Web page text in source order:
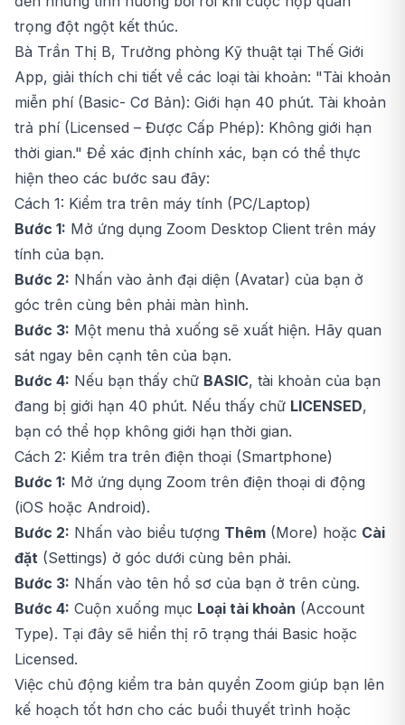
trọng đột ngột kết thúc.
Bà Trần Thị B, Trưởng phòng Kỹ thuật tại Thế Giới
App, giải thích chi tiết về các loại tài khoản: "Tài khoản
miễn phí (Basic- Cơ Bản): Giới hạn 40 phút. Tài khoản
trả phí (Licensed – Được Cấp Phép): Không giới hạn
thời gian." Để xác định chính xác, bạn có thể thực
hiện theo các bước sau đây:
Cách 1: Kiểm tra trên máy tính (PC/Laptop)
Bước 1: Mở ứng dụng Zoom Desktop Client trên máy
tính của bạn.
Bước 2: Nhấn vào ảnh đại diện (Avatar) của bạn ở
góc trên cùng bên phải màn hình.
Bước 3: Một menu thả xuống sẽ xuất hiện. Hãy quan
sát ngay bên cạnh tên của bạn.
Bước 4: Nếu bạn thấy chữ BASIC, tài khoản của bạn
đang bị giới hạn 40 phút. Nếu thấy chữ LICENSED,
bạn có thể họp không giới hạn thời gian.
Cách 2: Kiểm tra trên điện thoại (Smartphone)
Bước 1: Mở ứng dụng Zoom trên điện thoại di động
(iOS hoặc Android).
Bước 2: Nhấn vào biểu tượng Thêm (More) hoặc Cài
đặt (Settings) ở góc dưới cùng bên phải.
Bước 3: Nhấn vào tên hồ sơ của bạn ở trên cùng.
Bước 4: Cuộn xuống mục Loại tài khoản (Account
Type). Tại đây sẽ hiển thị rõ trạng thái Basic hoặc
Licensed.
Việc chủ động kiểm tra bản quyền Zoom giúp bạn lên
kế hoạch tốt hơn cho các buổi thuyết trình hoặc